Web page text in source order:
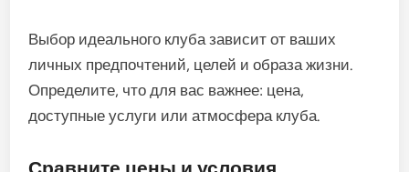
Выбор идеального клуба зависит от ваших
личных предпочтений, целей и образа жизни.
Определите, что для вас важнее: цена,
доступные услуги или атмосфера клуба.